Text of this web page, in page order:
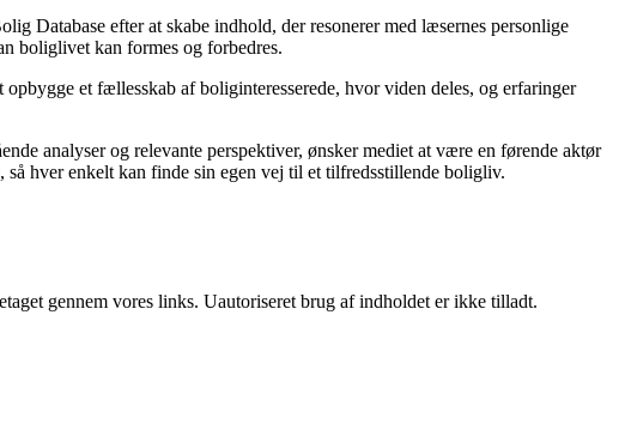
Database efter at skabe indhold, der resonerer med læsernes personlige
boliglivet kan formes og forbedres.
et fællesskab af boliginteresserede, hvor viden deles, og erfaringer
analyser og relevante perspektiver, ønsker mediet at være en førende aktør
hver enkelt kan finde sin egen vej til et tilfredsstillende boligliv.
gennem vores links. Uautoriseret brug af indholdet er ikke tilladt.